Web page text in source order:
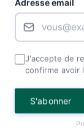
Adresse email
J'accepte de
confirme avoir
S'abonner